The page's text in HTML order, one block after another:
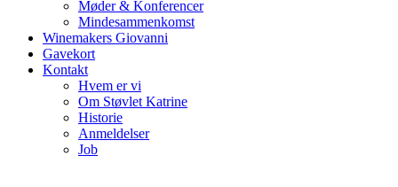
Møder & Konferencer
Mindesammenkomst
Winemakers Giovanni
Gavekort
Kontakt
Hvem er vi
Om Støvlet Katrine
Historie
Anmeldelser
Job